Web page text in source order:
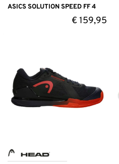
ASICS SOLUTION SPEED FF 4
€159,95